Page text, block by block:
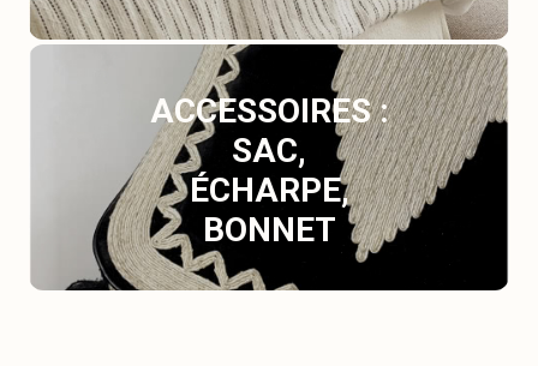
ACCESSOIRES :
SAC,
ÉCHARPE,
BONNET